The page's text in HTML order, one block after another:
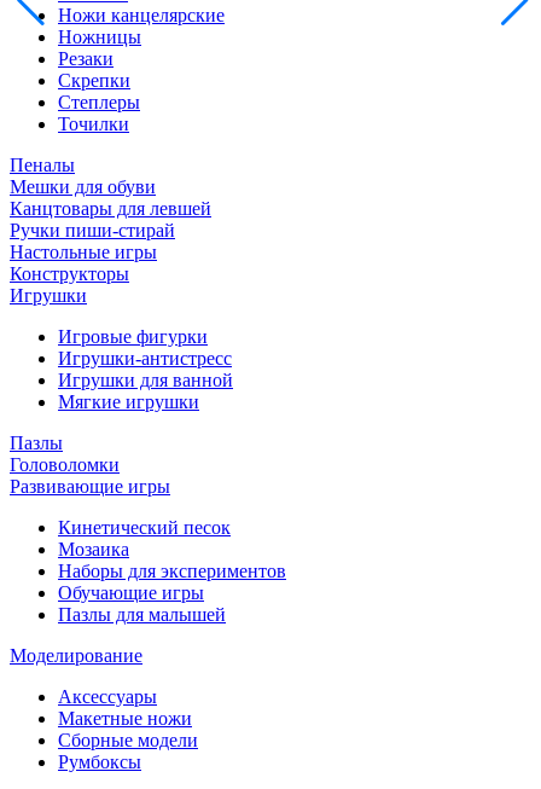
Ножи канцелярские
Ножницы
Резаки
Скрепки
Степлеры
Точилки
Пеналы
Мешки для обуви
Канцтовары для левшей
Ручки пиши-стирай
Настольные игры
Конструкторы
Игрушки
Игровые фигурки
Игрушки-антистресс
Игрушки для ванной
Мягкие игрушки
Пазлы
Головоломки
Развивающие игры
Кинетический песок
Мозаика
Наборы для экспериментов
Обучающие игры
Пазлы для малышей
Моделирование
Аксессуары
Макетные ножи
Сборные модели
Румбоксы